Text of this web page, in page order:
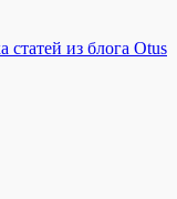
из блога Otus